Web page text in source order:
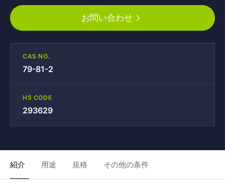
お問い合わせ
CAS NO.
79-81-2
HS CODE
293629
紹介 用途 規格 その他の条件